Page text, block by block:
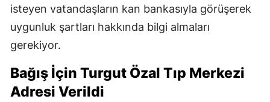
isteyen vatandaşların kan bankasıyla görüşerek
uygunluk şartları hakkında bilgi almaları
gerekiyor.
Bağış İçin Turgut Özal Tıp Merkezi
Adresi Verildi